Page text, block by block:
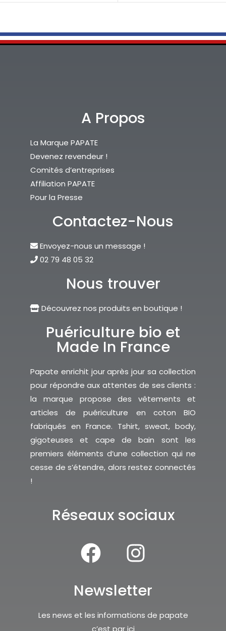
A Propos
La Marque PAPATE
Devenez revendeur !
Comités d’entreprises
Affiliation PAPATE
Pour la Presse
Contactez-Nous
Envoyez-nous un message !
02 79 48 05 32
Nous trouver
Découvrez nos produits en boutique !
Puériculture bio et
Made In France
Papate enrichit jour après jour sa collection
pour répondre aux attentes de ses clients :
la marque propose des vêtements et
articles de puériculture en coton BIO
fabriqués en France. Tshirt, sweat, body,
gigoteuses et cape de bain sont les
premiers éléments d’une collection qui ne
cesse de s’étendre, alors restez connectés
!
Réseaux sociaux
Newsletter
Les news et les informations de papate